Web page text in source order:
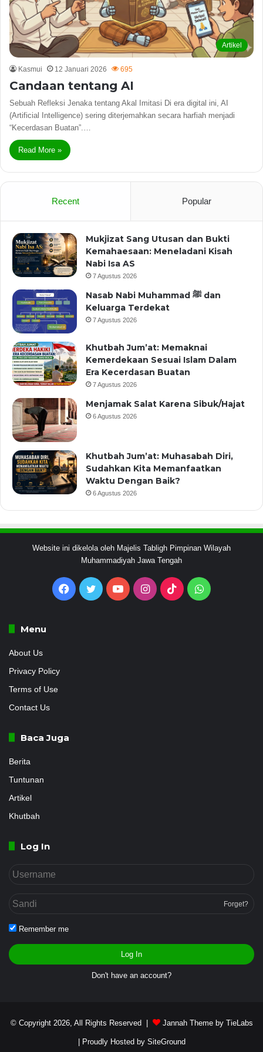
Artikel
Kasmui 12 Januari 2026 695
Candaan tentang AI
Sebuah Refleksi Jenaka tentang Akal Imitasi Di era digital ini, AI
(Artificial Intelligence) sering diterjemahkan secara harfiah menjadi
“Kecerdasan Buatan”.…
Read More »
Recent Popular
Mukjizat Sang Utusan dan Bukti
Kemahaesaan: Meneladani Kisah
Nabi Isa AS
7 Agustus 2026
Nasab Nabi Muhammad ﷺ dan
Keluarga Terdekat
7 Agustus 2026
Khutbah Jum’at: Memaknai
Kemerdekaan Sesuai Islam Dalam
Era Kecerdasan Buatan
7 Agustus 2026
Menjamak Salat Karena Sibuk/Hajat
6 Agustus 2026
Khutbah Jum’at: Muhasabah Diri,
Sudahkan Kita Memanfaatkan
Waktu Dengan Baik?
6 Agustus 2026
Website ini dikelola oleh Majelis Tabligh Pimpinan Wilayah
Muhammadiyah Jawa Tengah
Facebook
Twitter YouTubeInstagram
TikTokWhatsApp
Menu
About Us
Privacy Policy
Terms of Use
Contact Us
Baca Juga
Berita
Tuntunan
Artikel
Khutbah
Log In
Forget?
Remember me
Log In
Don't have an account?
© Copyright 2026, All Rights Reserved | Jannah Theme by TieLabs
| Proudly Hosted by SiteGround